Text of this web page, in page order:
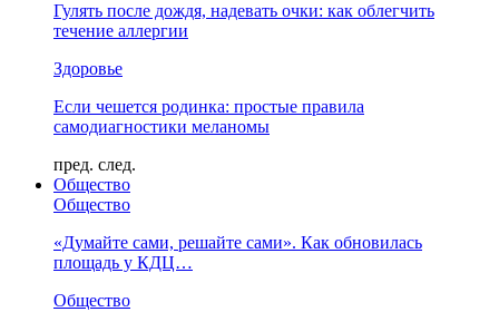
Гулять после дождя, надевать очки: как облегчить
течение аллергии
Здоровье
Если чешется родинка: простые правила
самодиагностики меланомы
пред. след.
Общество
Общество
«Думайте сами, решайте сами». Как обновилась
площадь у КДЦ…
Общество